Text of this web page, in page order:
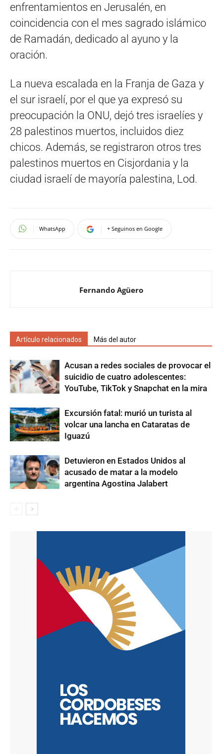
enfrentamientos en Jerusalén, en
coincidencia con el mes sagrado islámico
de Ramadán, dedicado al ayuno y la
oración.
La nueva escalada en la Franja de Gaza y
el sur israelí, por el que ya expresó su
preocupación la ONU, dejó tres israelíes y
28 palestinos muertos, incluidos diez
chicos. Además, se registraron otros tres
palestinos muertos en Cisjordania y la
ciudad israelí de mayoría palestina, Lod.
WhatsApp + Seguinos en Google
Fernando Agüero
Artículo relacionados Más del autor
Acusan a redes sociales de provocar el
suicidio de cuatro adolescentes:
YouTube, TikTok y Snapchat en la mira
Excursión fatal: murió un turista al
volcar una lancha en Cataratas de
Iguazú
Detuvieron en Estados Unidos al
acusado de matar a la modelo
argentina Agostina Jalabert